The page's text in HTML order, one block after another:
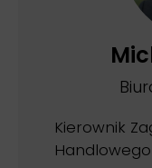
Kierownik